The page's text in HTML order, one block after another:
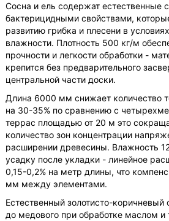
Сосна и ель содержат естественные
бактерицидными свойствами,
развитию грибка и плесени в
влажности. Плотность 500 кг/м
прочности и легкости обработки -
крепится без предварительного
центральной части доски.
Длина 6000 мм снижает количество
на 30-35% по сравнению с
террас площадью от 20 м это
количество зон концентрации
расширении древесины. Влажность
усадку после укладки - линейное
0,15-0,2% на метр длины, что
мм между элементами.
Естественный золотисто-коричневый
до медового при обработке маслом и